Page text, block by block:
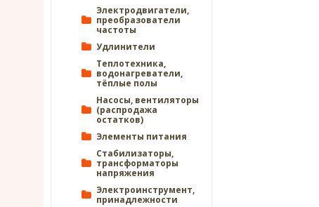
Электродвигатели,
преобразователи
частоты
Удлинители
Теплотехника,
водонагреватели,
тёплые полы
Насосы, вентиляторы
(распродажа
остатков)
Элементы питания
Стабилизаторы,
трансформаторы
напряжения
Электроинструмент,
принадлежности